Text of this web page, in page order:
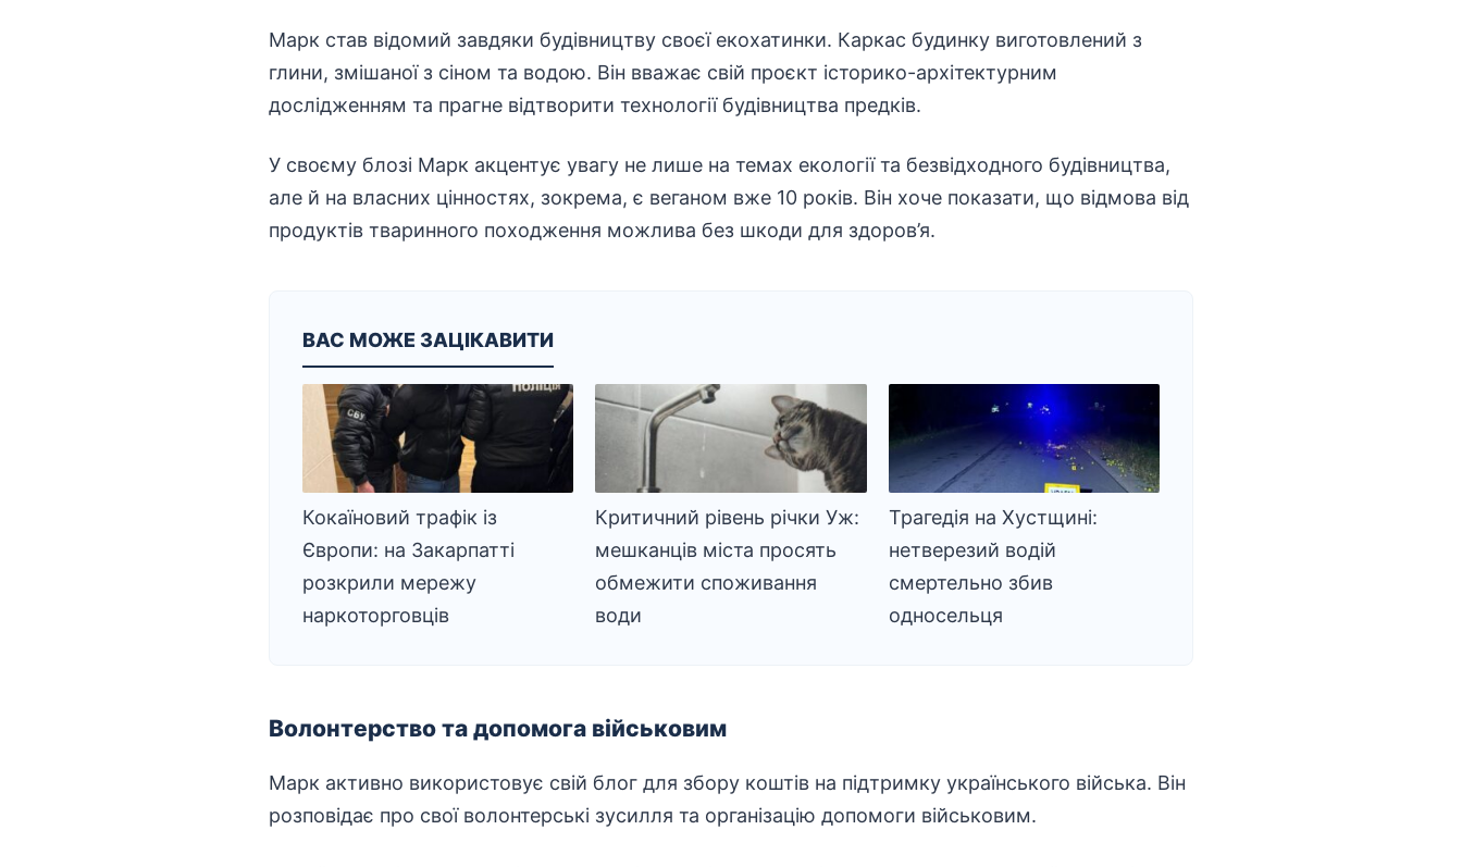
Марк став відомий завдяки будівництву своєї екохатинки. Каркас будинку виготовлений з
глини, змішаної з сіном та водою. Він вважає свій проєкт історико-архітектурним
дослідженням та прагне відтворити технології будівництва предків.
У своєму блозі Марк акцентує увагу не лише на темах екології та безвідходного будівництва,
але й на власних цінностях, зокрема, є веганом вже 10 років. Він хоче показати, що відмова від
продуктів тваринного походження можлива без шкоди для здоров’я.
ВАС МОЖЕ ЗАЦІКАВИТИ
Кокаїновий трафік із
Європи: на Закарпатті
розкрили мережу
наркоторговців
Критичний рівень річки Уж:
мешканців міста просять
обмежити споживання
води
Трагедія на Хустщині:
нетверезий водій
смертельно збив
односельця
Волонтерство та допомога військовим
Марк активно використовує свій блог для збору коштів на підтримку українського війська. Він
розповідає про свої волонтерські зусилля та організацію допомоги військовим.